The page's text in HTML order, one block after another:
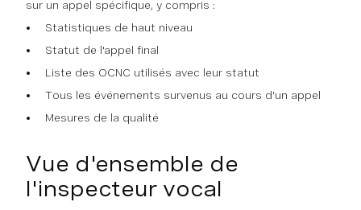
sur un appel spécifique, y compris :
Statistiques de haut niveau
Statut de l'appel final
Liste des OCNC utilisés avec leur statut
Tous les événements survenus au cours d'un appel
Mesures de la qualité
Vue d'ensemble de
l'inspecteur vocal